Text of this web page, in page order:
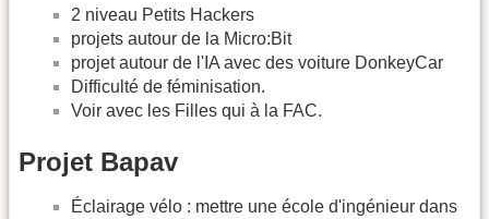
2 niveau Petits Hackers
projets autour de la Micro:Bit
projet autour de l'IA avec des voiture DonkeyCar
Difficulté de féminisation.
Voir avec les Filles qui à la FAC.
Projet Bapav
Éclairage vélo : mettre une école d'ingénieur dans